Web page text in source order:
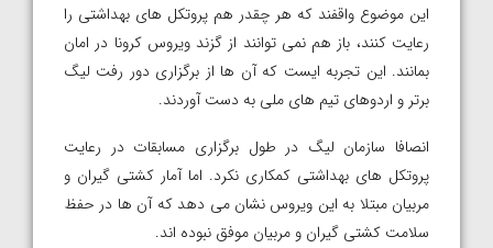
این موضوع واقفند که هر چقدر هم پروتکل های بهداشتی را
رعایت کنند، باز هم نمی توانند از گزند ویروس کرونا در امان
بمانند. این تجربه ایست که آن ها از برگزاری دور رفت لیگ
برتر و اردوهای تیم های ملی به دست آوردند.
انصافا سازمان لیگ در طول برگزاری مسابقات در رعایت
پروتکل های بهداشتی کمکاری نکرد. اما آمار کشتی گیران و
مربیان مبتلا به این ویروس نشان می دهد که آن ها در حفظ
سلامت کشتی گیران و مربیان موفق نبوده اند.